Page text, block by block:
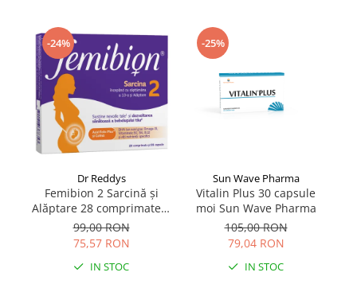
-24%
Dr Reddys
Femibion 2 Sarcină și
Alăptare 28 comprimate +
28 capsule
99,00 RON
75,57 RON
IN STOC
-25%
Sun Wave Pharma
Vitalin Plus 30 capsule
moi Sun Wave Pharma
105,00 RON
79,04 RON
IN STOC